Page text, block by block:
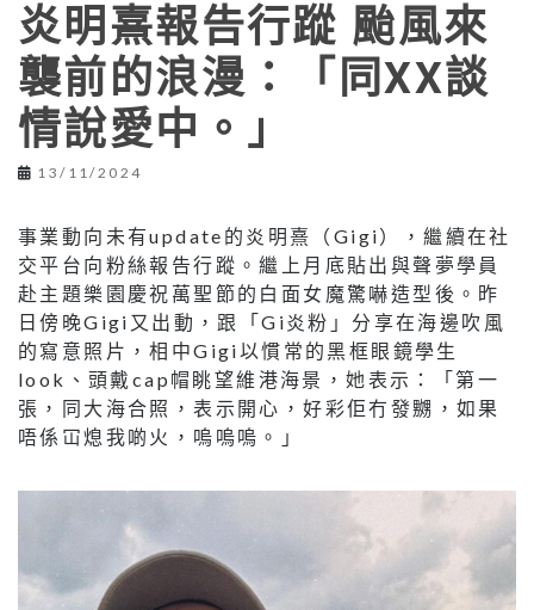
炎明熹報告行蹤 颱風來
襲前的浪漫：「同XX談
情說愛中。」
13/11/2024
事業動向未有update的炎明熹（Gigi），繼續在社
交平台向粉絲報告行蹤。繼上月底貼出與聲夢學員
赴主題樂園慶祝萬聖節的白面女魔驚嚇造型後。昨
日傍晚Gigi又出動，跟「Gi炎粉」分享在海邊吹風
的寫意照片，相中Gigi以慣常的黑框眼鏡學生
look、頭戴cap帽眺望維港海景，她表示：「第一
張，同大海合照，表示開心，好彩佢冇發嬲，如果
唔係冚熄我啲火，嗚嗚嗚。」